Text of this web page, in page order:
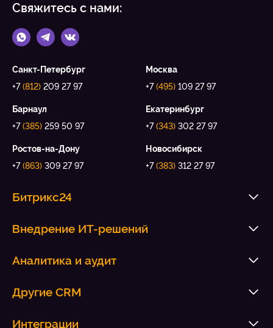
Свяжитесь с нами:
Санкт-Петербург
+7(812) 209 27 97
Москва
+7(495) 109 27 97
Барнаул
+7(385) 259 50 97
Екатеринбург
+7(343) 302 27 97
Ростов-на-Дону
+7(863) 309 27 97
Новосибирск
+7(383) 312 27 97
Битрикс24
Внедрение ИТ-решений
Аналитика и аудит
Другие CRM
Интеграции